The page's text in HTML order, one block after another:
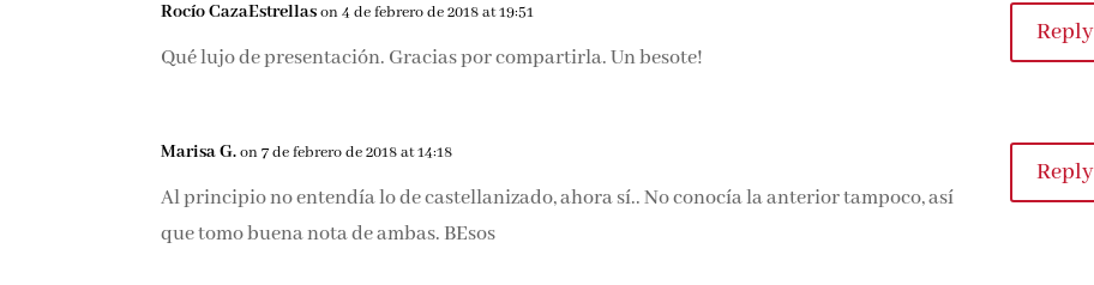
Rocío CazaEstrellas on 4 de febrero de 2018 at 19:51
Qué lujo de presentación. Gracias por compartirla. Un besote!
Reply
Marisa G. on 7 de febrero de 2018 at 14:18
Al principio no entendía lo de castellanizado, ahora sí.. No conocía la anterior tampoco, así
que tomo buena nota de ambas. BEsos
Reply